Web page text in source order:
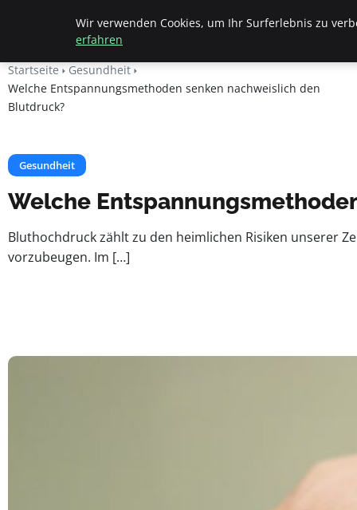
Geheimesleben
Startseite
Gesundheit
Welche Entspannungsmethoden senken nachweislich den
Blutdruck?
Gesundheit
Welche
Bluthochdruck zählt zu den heimlichen Risiken unserer
vorzubeugen. Im […]
Wir verwenden Cookies, um Ihr Surferlebnis zu
erfahren